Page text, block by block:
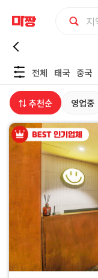
전
국
스
포
츠
마
사
지
전체
태국 중국
⇅ 추천순 영업중